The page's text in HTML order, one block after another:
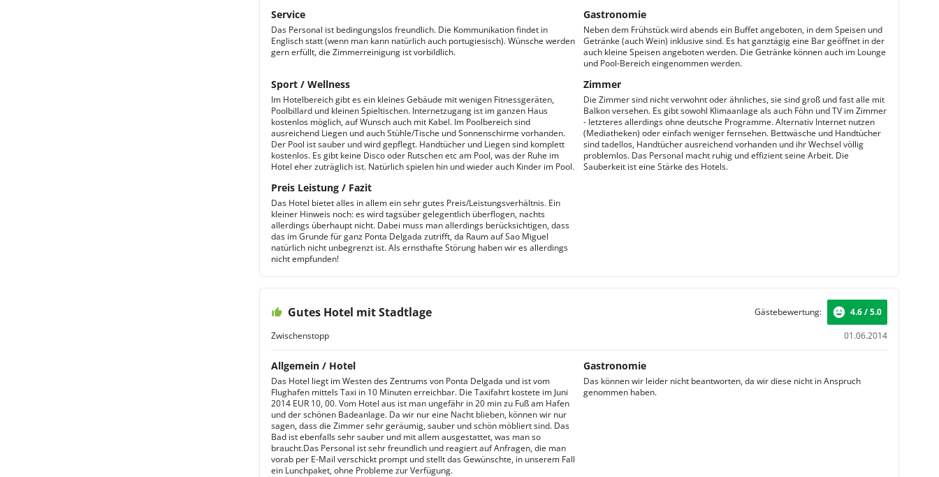
Service
Das Personal ist bedingungslos freundlich. Die Kommunikation findet in
Englisch statt (wenn man kann natürlich auch portugiesisch). Wünsche werden
gern erfüllt, die Zimmerreinigung ist vorbildlich.
Gastronomie
Neben dem Frühstück wird abends ein Buffet angeboten, in dem Speisen und
Getränke (auch Wein) inklusive sind. Es hat ganztägig eine Bar geöffnet in der
auch kleine Speisen angeboten werden. Die Getränke können auch im Lounge
und Pool-Bereich eingenommen werden.
Sport / Wellness
Im Hotelbereich gibt es ein kleines Gebäude mit wenigen Fitnessgeräten,
Poolbillard und kleinen Spieltischen. Internetzugang ist im ganzen Haus
kostenlos möglich, auf Wunsch auch mit Kabel. Im Poolbereich sind
ausreichend Liegen und auch Stühle/Tische und Sonnenschirme vorhanden.
Der Pool ist sauber und wird gepflegt. Handtücher und Liegen sind komplett
kostenlos. Es gibt keine Disco oder Rutschen etc am Pool, was der Ruhe im
Hotel eher zuträglich ist. Natürlich spielen hin und wieder auch Kinder im Pool.
Zimmer
Die Zimmer sind nicht verwohnt oder ähnliches, sie sind groß und fast alle mit
Balkon versehen. Es gibt sowohl Klimaanlage als auch Föhn und TV im Zimmer
- letzteres allerdings ohne deutsche Programme. Alternativ Internet nutzen
(Mediatheken) oder einfach weniger fernsehen. Bettwäsche und Handtücher
sind tadellos, Handtücher ausreichend vorhanden und ihr Wechsel völlig
problemlos. Das Personal macht ruhig und effizient seine Arbeit. Die
Sauberkeit ist eine Stärke des Hotels.
Preis Leistung / Fazit
Das Hotel bietet alles in allem ein sehr gutes Preis/Leistungsverhältnis. Ein
kleiner Hinweis noch: es wird tagsüber gelegentlich überflogen, nachts
allerdings überhaupt nicht. Dabei muss man allerdings berücksichtigen, dass
das im Grunde für ganz Ponta Delgada zutrifft, da Raum auf Sao Miguel
natürlich nicht unbegrenzt ist. Als ernsthafte Störung haben wir es allerdings
nicht empfunden!
Gutes Hotel mit Stadtlage
Zwischenstopp 01.06.2014
Gästebewertung: 4.6 / 5.0
Allgemein / Hotel
Das Hotel liegt im Westen des Zentrums von Ponta Delgada und ist vom
Flughafen mittels Taxi in 10 Minuten erreichbar. Die Taxifahrt kostete im Juni
2014 EUR 10, 00. Vom Hotel aus ist man ungefähr in 20 min zu Fuß am Hafen
und der schönen Badeanlage. Da wir nur eine Nacht blieben, können wir nur
sagen, dass die Zimmer sehr geräumig, sauber und schön möbliert sind. Das
Bad ist ebenfalls sehr sauber und mit allem ausgestattet, was man so
braucht.Das Personal ist sehr freundlich und reagiert auf Anfragen, die man
vorab per E-Mail verschickt prompt und stellt das Gewünschte, in unserem Fall
ein Lunchpaket, ohne Probleme zur Verfügung.
Gastronomie
Das können wir leider nicht beantworten, da wir diese nicht in Anspruch
genommen haben.